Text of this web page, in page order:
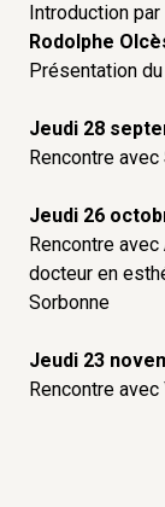
Introduction par
Rodolphe
Présentation
Jeudi 28
Rencontre avec
Jeudi 26
Rencontre avec
docteur en
Sorbonne
Jeudi 23
Rencontre avec